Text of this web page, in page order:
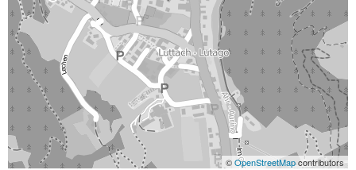
©OpenStreetMapcontributors